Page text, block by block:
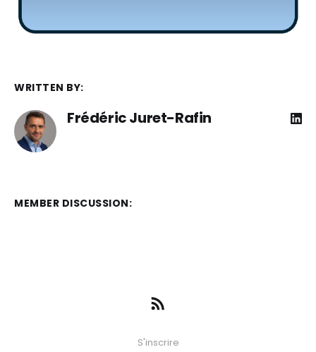
WRITTEN BY:
Frédéric Juret-Rafin
MEMBER DISCUSSION:
S'inscrire